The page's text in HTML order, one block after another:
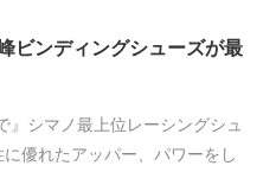
ビンディングシューズが最
』シマノ最上位レーシングシュ
優れたアッパー、パワーをし